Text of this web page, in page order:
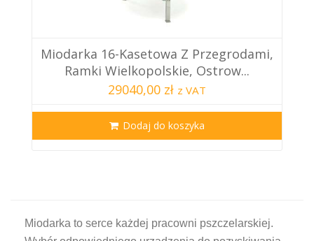
Miodarka 16-Kasetowa Z Przegrodami,
Ramki Wielkopolskie, Ostrow...
29040,00 zł z VAT
Dodaj do koszyka
Miodarka to serce każdej pracowni pszczelarskiej.